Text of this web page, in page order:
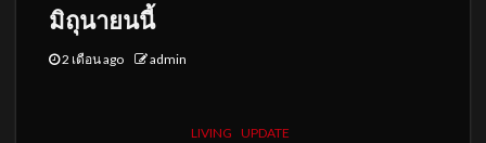
มิถุนายนนี้
2 เดือน ago admin
LIVING UPDATE